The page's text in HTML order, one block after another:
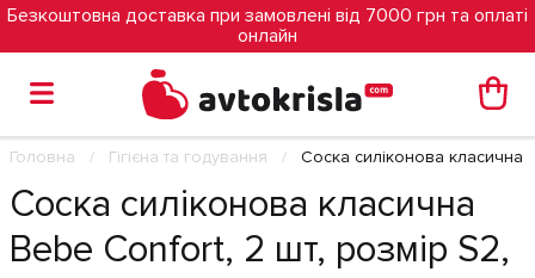
Безкоштовна доставка при замовлені від 7000 грн та оплаті
онлайн
Головна Гігієна та годування Соска силіконова класична
Соска силіконова класична
Bebe Confort, 2 шт, розмір S2,